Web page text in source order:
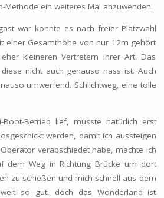
Methode ein weiteres Mal anzuwenden.
war konnte es nach freier Platzwahl
einer Gesamthöhe von nur 12m gehört
kleineren Vertretern ihrer Art. Das
nicht auch genauso nass ist. Auch
umwerfend. Schlichtweg, eine tolle
Betrieb lief, musste natürlich erst
werden, damit ich aussteigen
verabschiedet habe, machte ich
dem Weg in Richtung Brücke um dort
zu schießen und mich schnell aus dem
so gut, doch das Wonderland ist